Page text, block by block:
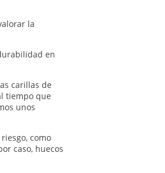
la
en
carillas de
tiempo que
unos
como
caso, huecos